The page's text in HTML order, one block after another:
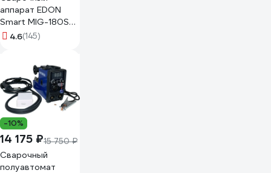
аппарат EDON
Smart MIG-180S
18979 18308
4.6(145)
-10%
14 175 ₽15 750 ₽
Сварочный
полуавтомат